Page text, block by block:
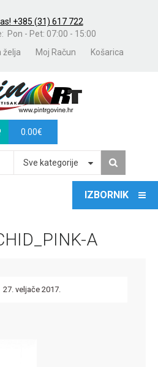
+385 (31) 617 722
Pon - Pet: 07:00 - 15:00
želja Moj Račun Košarica
0.00€
Sve kategorije
A
27. veljače 2017.